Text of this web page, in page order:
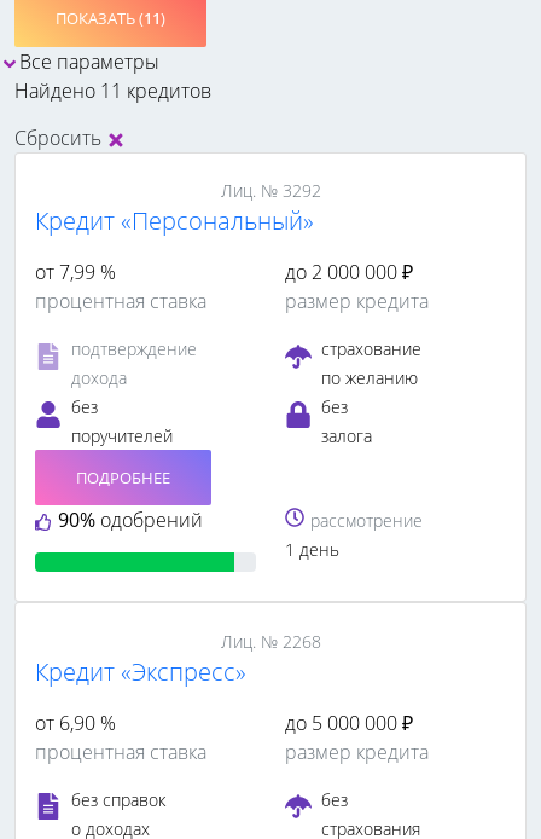
ПОКАЗАТЬ (11)
Все параметры
Найдено 11 кредитов
Сбросить
Лиц. № 3292
Кредит «Персональный»
от 7,99 %
процентная ставка
до 2 000 000 ₽
размер кредита
подтверждение
дохода
страхование
по желанию
без
поручителей
без
залога
90% одобрений
ПОДРОБНЕЕ
рассмотрение
1 день
Лиц. № 2268
Кредит «Экспресс»
от 6,90 %
процентная ставка
до 5 000 000 ₽
размер кредита
без справок
о доходах
без
страхования